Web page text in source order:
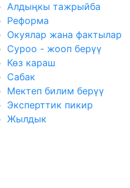
Алдыңкы тажрыйба
Реформа
Окуялар жана фактылар
Суроо - жооп берүү
Көз караш
Сабак
Мектеп билим берүү
Эксперттик пикир
Жылдык